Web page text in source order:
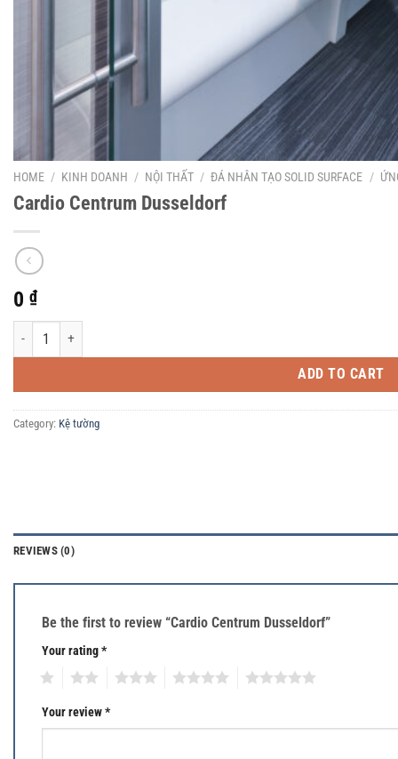
HOME / KINH DOANH / NỘI THẤT / ĐÁ NHÂN TẠO SOLID SURFACE /
Cardio Centrum Dusseldorf
0 ₫
Cardio Centrum Dusseldorf quantity
ADD TO CART
Category: Kệ tường
REVIEWS (0)
Be the first to review “Cardio Centrum Dusseldorf”
Your rating*
Your review*